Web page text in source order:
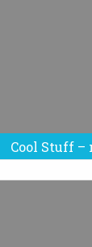
Cool Stuff –